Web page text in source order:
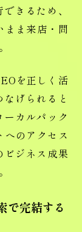
きるため、
まま来店・問
を正しく活
げられると
カルパック
へのアクセス
ジネス成果
で完結する